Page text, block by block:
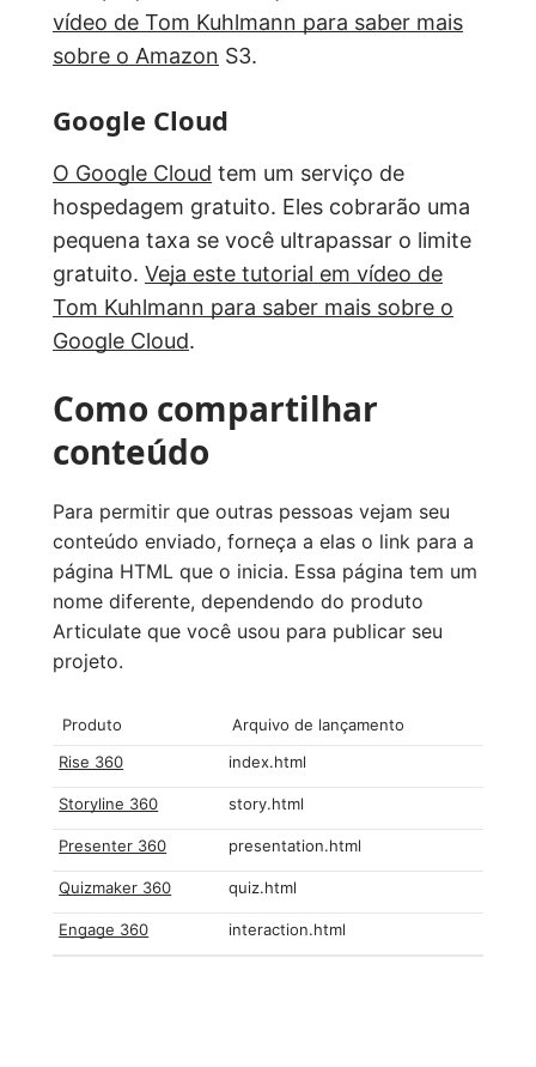
vídeo de Tom Kuhlmann para saber mais
sobre o Amazon S3.
Google Cloud
O Google Cloud tem um serviço de
hospedagem gratuito. Eles cobrarão uma
pequena taxa se você ultrapassar o limite
gratuito. Veja este tutorial em vídeo de
Tom Kuhlmann para saber mais sobre o
Google Cloud.
Como compartilhar
conteúdo
Para permitir que outras pessoas vejam seu
conteúdo enviado, forneça a elas o link para a
página HTML que o inicia. Essa página tem um
nome diferente, dependendo do produto
Articulate que você usou para publicar seu
projeto.
Produto
Arquivo de lançamento
Rise 360
index.html
Storyline 360 story.html
Presenter 360 presentation.html
Quizmaker 360 quiz.html
Engage 360 interaction.html